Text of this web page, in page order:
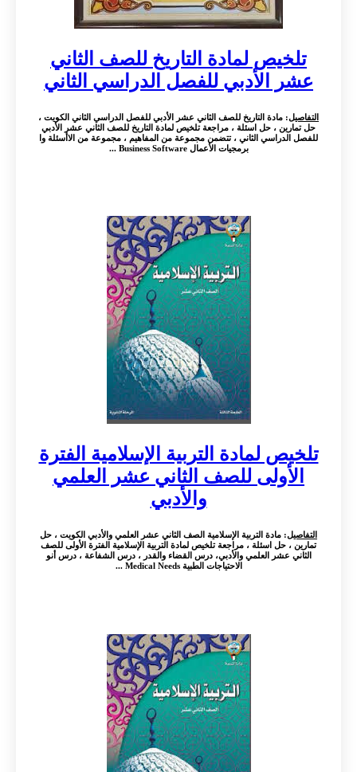
تلخيص لمادة التاريخ للصف الثاني
عشر الأدبي للفصل الدراسي الثاني
التفاصيل: مادة التاريخ للصف الثاني عشر الأدبي للفصل الدراسي الثاني الكويت ،
حل تمارين ، حل اسئلة ، مراجعة تلخيص لمادة التاريخ للصف الثاني عشر الأدبي
للفصل الدراسي الثاني ، تتضمن مجموعة من المفاهيم ، مجموعة من الاأسئلة وا
برمجيات الأعمال Business Software ...
تلخيص لمادة التربية الإسلامية الفترة
الأولى للصف الثاني عشر العلمي
والأدبي
التفاصيل: مادة التربية الإسلامية الصف الثاني عشر العلمي والأدبي الكويت ، حل
تمارين ، حل اسئلة ، مراجعة تلخيص لمادة التربية الإسلامية الفترة الأولى للصف
الثاني عشر العلمي والأدبي، درس القضاء والقدر ، درس الشفاعة ، درس أنو
الاحتياجات الطبية Medical Needs ...